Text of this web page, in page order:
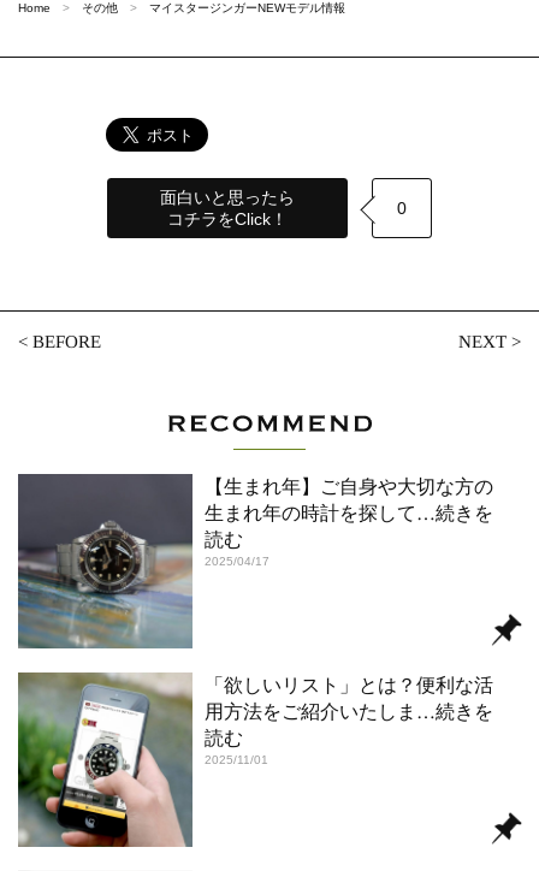
Home その他 マイスタージンガーNEWモデル情報
面白いと思ったら
コチラをClick！
0
<BEFORE NEXT>
【生まれ年】ご自身や大切な方の
生まれ年の時計を探して …続きを
読む
2025/04/17
「欲しいリスト」とは？便利な活
用方法をご紹介いたしま …続きを
読む
2025/11/01